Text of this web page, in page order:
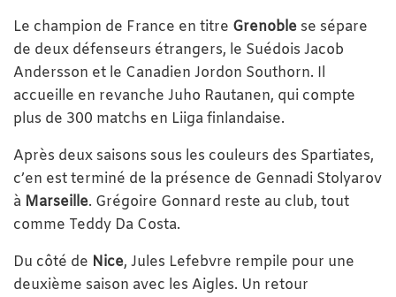
Le champion de France en titre Grenoble se sépare
de deux défenseurs étrangers, le Suédois Jacob
Andersson et le Canadien Jordon Southorn. Il
accueille en revanche Juho Rautanen, qui compte
plus de 300 matchs en Liiga finlandaise.
Après deux saisons sous les couleurs des Spartiates,
c’en est terminé de la présence de Gennadi Stolyarov
à Marseille. Grégoire Gonnard reste au club, tout
comme Teddy Da Costa.
Du côté de Nice, Jules Lefebvre rempile pour une
deuxième saison avec les Aigles. Un retour